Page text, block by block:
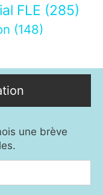
FLE (285)
(148)
une brève